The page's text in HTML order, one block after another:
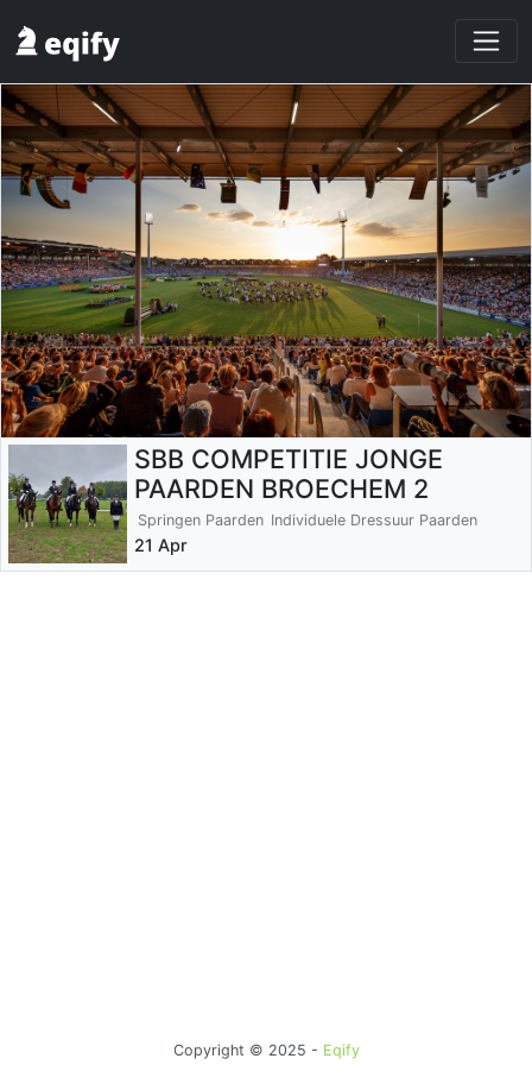
SBB COMPETITIE JONGE
PAARDEN BROECHEM 2
Springen Paarden Individuele Dressuur Paarden
21 Apr
Copyright © 2025 - Eqify